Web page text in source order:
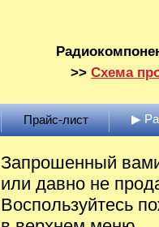
>> Схема
Прайс-лист ▶
Запрошенный
или давно не
Воспользуйтесь